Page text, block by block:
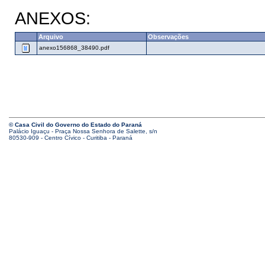
ANEXOS:
Arquivo Observações
anexo156868_38490.pdf
© Casa Civil do Governo do Estado do Paraná
Palácio Iguaçu - Praça Nossa Senhora de Salette, s/n
80530-909 - Centro Cívico - Curitiba - Paraná